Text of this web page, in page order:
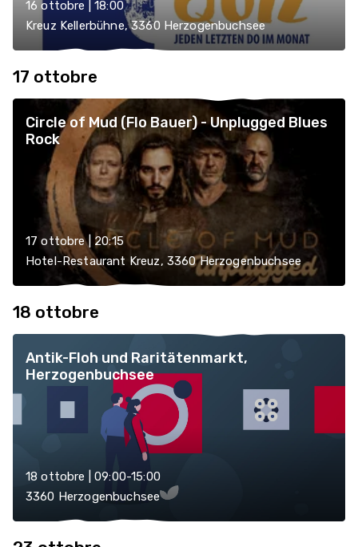
16 ottobre | 18:00
Kreuz Kellerbühne, 3360 Herzogenbuchsee
17 ottobre
Circle of Mud (Flo Bauer) - Unplugged Blues
Rock
17 ottobre | 20:15
Hotel-Restaurant Kreuz, 3360 Herzogenbuchsee
18 ottobre
Antik-Floh und Raritätenmarkt,
Herzogenbuchsee
18 ottobre | 09:00-15:00
3360 Herzogenbuchsee